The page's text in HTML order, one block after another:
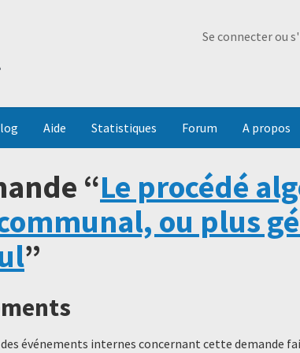
Se connecter ou
Aide Statistiques Forum A propos
“Le procédé
ou plus
”
événements internes concernant cette demande